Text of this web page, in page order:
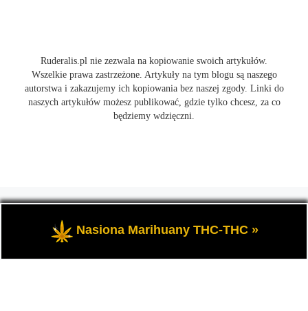
Ruderalis.pl nie zezwala na kopiowanie swoich artykułów.
Wszelkie prawa zastrzeżone. Artykuły na tym blogu są naszego
autorstwa i zakazujemy ich kopiowania bez naszej zgody. Linki do
naszych artykułów możesz publikować, gdzie tylko chcesz, za co
będziemy wdzięczni.
marihuanie THC i konopi CBD, wszystko na temat uprawy
cannabis i nie tylko.
Nasiona Marihuany THC-THC »